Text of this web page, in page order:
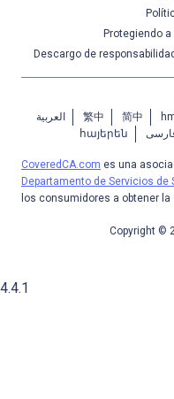
Protegiendo
Descargo de
العربية
繁中 简中
հայերեն
CoveredCA.com es una
Departamento de Servicios de
los consumidores a obtener
Copyright ©
4.4.1